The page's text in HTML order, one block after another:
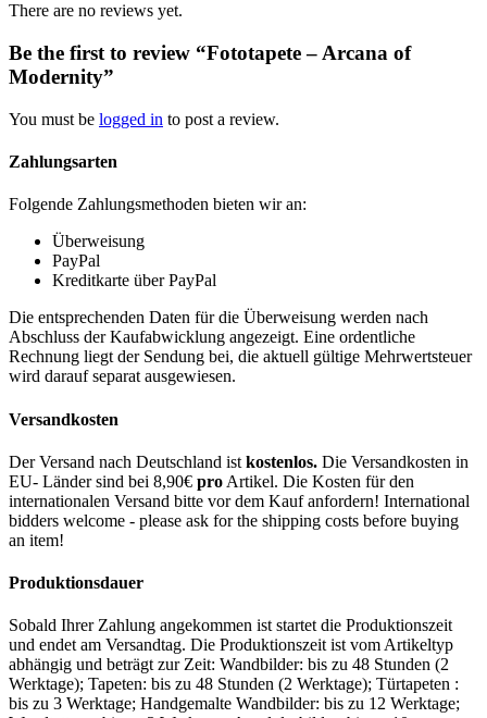
There are no reviews yet.
Be the first to review “Fototapete – Arcana of
Modernity”
You must be logged in to post a review.
Zahlungsarten
Folgende Zahlungsmethoden bieten wir an:
Überweisung
PayPal
Kreditkarte über PayPal
Die entsprechenden Daten für die Überweisung werden nach
Abschluss der Kaufabwicklung angezeigt. Eine ordentliche
Rechnung liegt der Sendung bei, die aktuell gültige Mehrwertsteuer
wird darauf separat ausgewiesen.
Versandkosten
Der Versand nach Deutschland ist kostenlos. Die Versandkosten in
EU- Länder sind bei 8,90€ pro Artikel. Die Kosten für den
internationalen Versand bitte vor dem Kauf anfordern! International
bidders welcome - please ask for the shipping costs before buying
an item!
Produktionsdauer
Sobald Ihrer Zahlung angekommen ist startet die Produktionszeit
und endet am Versandtag. Die Produktionszeit ist vom Artikeltyp
abhängig und beträgt zur Zeit: Wandbilder: bis zu 48 Stunden (2
Werktage); Tapeten: bis zu 48 Stunden (2 Werktage); Türtapeten :
bis zu 3 Werktage; Handgemalte Wandbilder: bis zu 12 Werktage;